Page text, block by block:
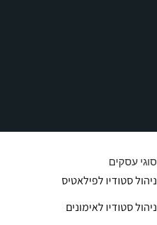
ניהול סטודיו לפילאטיס
ניהול סטודיו לאימונים
סוגי עסקים